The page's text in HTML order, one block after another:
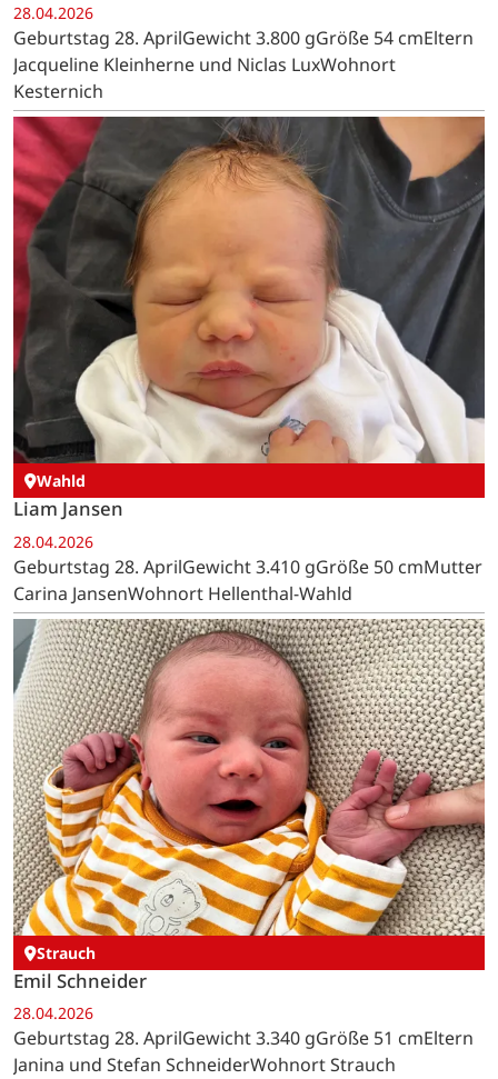
28.04.2026
Geburtstag 28. AprilGewicht 3.800 gGröße 54 cmEltern
Jacqueline Kleinherne und Niclas LuxWohnort
Kesternich
Wahld
Liam Jansen
28.04.2026
Geburtstag 28. AprilGewicht 3.410 gGröße 50 cmMutter
Carina JansenWohnort Hellenthal-Wahld
Strauch
Emil Schneider
28.04.2026
Geburtstag 28. AprilGewicht 3.340 gGröße 51 cmEltern
Janina und Stefan SchneiderWohnort Strauch